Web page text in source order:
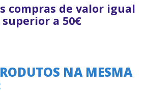
compras de valor igual
a 50€
NA MESMA